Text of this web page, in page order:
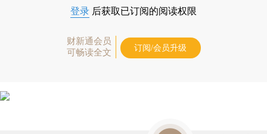
登录 后获取已订阅的阅读权限
财新通会员
可畅读全文
订阅/会员升级